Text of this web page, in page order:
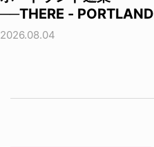
──THERE - PORTLAND
2026.08.04